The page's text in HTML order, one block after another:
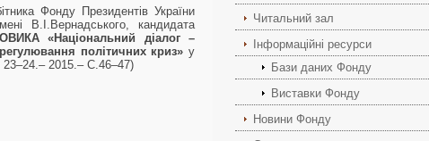
Фонду Президентів України
В.І.Вернадського, кандидата
«Національний діалог –
політичних криз» у
2015.– С.46–47)
Читальний зал
Інформаційні ресурси
Бази даних Фонду
Виставки Фонду
Новини Фонду